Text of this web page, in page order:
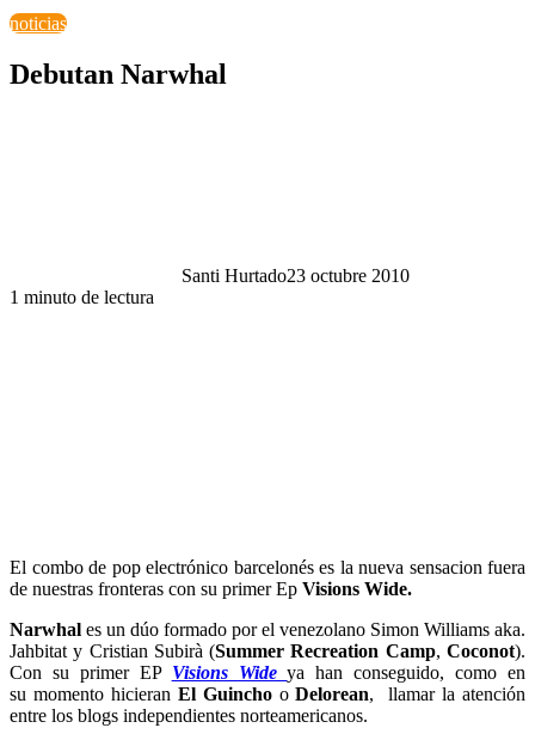
noticias
Debutan Narwhal
Santi Hurtado23 octubre 2010
1 minuto de lectura
El combo de pop electrónico barcelonés es la nueva sensacion fuera
de nuestras fronteras con su primer Ep Visions Wide.
Narwhal es un dúo formado por el venezolano Simon Williams aka.
Jahbitat y Cristian Subirà (Summer Recreation Camp,Coconot).
Con su primer EP Visions Wideya han conseguido, como en
su momento hicieran El GuinchooDelorean, llamar la atención
entre los blogs independientes norteamericanos.